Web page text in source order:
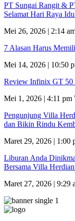
PT Sungai Rangit &
Selamat Hari Raya
Mei 26, 2026 | 2:14
7 Alasan Harus
Mei 14, 2026 | 10:50
Review Infinix GT 50
Mei 1, 2026 | 4:11 pm
Pengunjung Villa
dan Bikin Rindu
Maret 29, 2026 | 1:00
Liburan Anda
Bersama Villa
Maret 27, 2026 | 9:29